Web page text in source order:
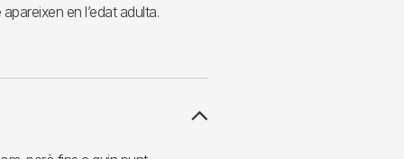
en l’edat adulta.